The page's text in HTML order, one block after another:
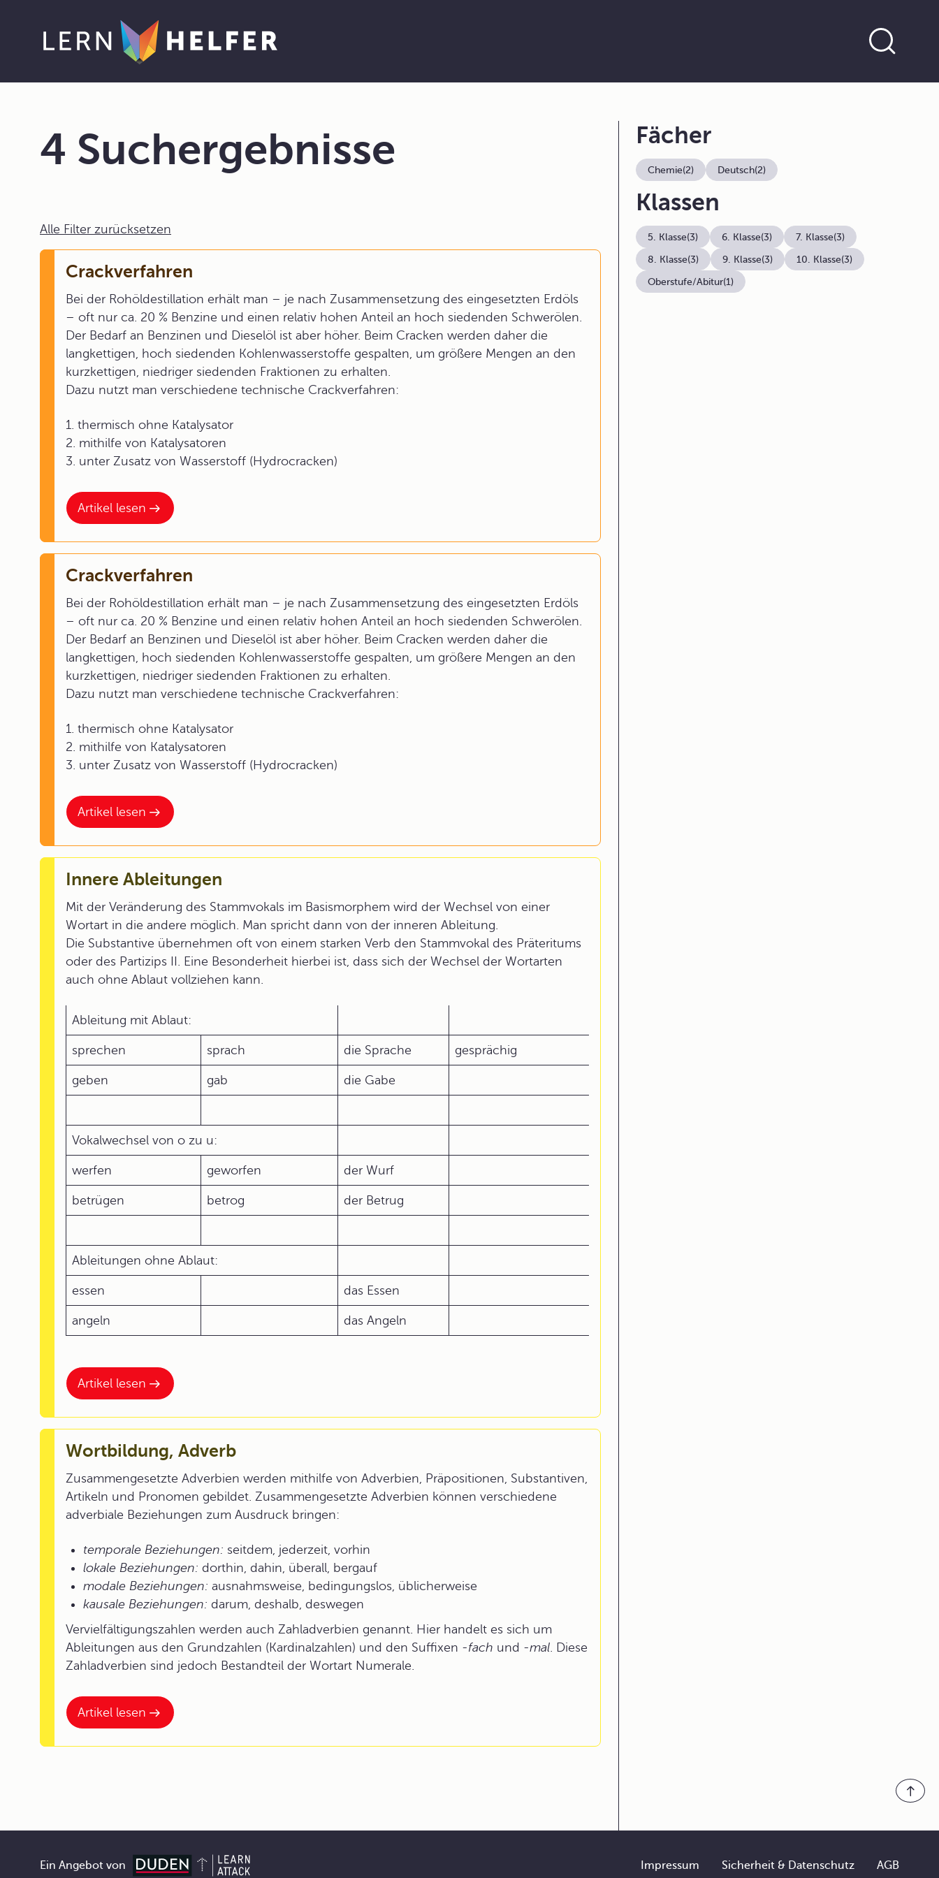
4 Suchergebnisse
Alle Filter zurücksetzen
Artikel lesen
Crackverfahren
Bei der Rohöldestillation erhält man – je nach Zusammensetzung des eingesetzten Erdöls
– oft nur ca. 20 % Benzine und einen relativ hohen Anteil an hoch siedenden Schwerölen.
Der Bedarf an Benzinen und Dieselöl ist aber höher. Beim Cracken werden daher die
langkettigen, hoch siedenden Kohlenwasserstoffe gespalten, um größere Mengen an den
kurzkettigen, niedriger siedenden Fraktionen zu erhalten.
Dazu nutzt man verschiedene technische Crackverfahren:
1. thermisch ohne Katalysator
2. mithilfe von Katalysatoren
3. unter Zusatz von Wasserstoff (Hydrocracken)
Artikel lesen
Crackverfahren
Bei der Rohöldestillation erhält man – je nach Zusammensetzung des eingesetzten Erdöls
– oft nur ca. 20 % Benzine und einen relativ hohen Anteil an hoch siedenden Schwerölen.
Der Bedarf an Benzinen und Dieselöl ist aber höher. Beim Cracken werden daher die
langkettigen, hoch siedenden Kohlenwasserstoffe gespalten, um größere Mengen an den
kurzkettigen, niedriger siedenden Fraktionen zu erhalten.
Dazu nutzt man verschiedene technische Crackverfahren:
1. thermisch ohne Katalysator
2. mithilfe von Katalysatoren
3. unter Zusatz von Wasserstoff (Hydrocracken)
Artikel lesen
Innere Ableitungen
Mit der Veränderung des Stammvokals im Basismorphem wird der Wechsel von einer
Wortart in die andere möglich. Man spricht dann von der inneren Ableitung.
Die Substantive übernehmen oft von einem starken Verb den Stammvokal des Präteritums
oder des Partizips II. Eine Besonderheit hierbei ist, dass sich der Wechsel der Wortarten
auch ohne Ablaut vollziehen kann.
Ableitung mit Ablaut:
sprechen sprach die Sprache gesprächig
geben gab die Gabe
Vokalwechsel von o zu u:
werfen geworfen der Wurf
betrügen betrog der Betrug
Ableitungen ohne Ablaut:
essen das Essen
angeln das Angeln
Artikel lesen
Wortbildung, Adverb
Zusammengesetzte Adverbien werden mithilfe von Adverbien, Präpositionen, Substantiven,
Artikeln und Pronomen gebildet. Zusammengesetzte Adverbien können verschiedene
adverbiale Beziehungen zum Ausdruck bringen:
temporale Beziehungen: seitdem, jederzeit, vorhin
lokale Beziehungen: dorthin, dahin, überall, bergauf
modale Beziehungen: ausnahmsweise, bedingungslos, üblicherweise
kausale Beziehungen: darum, deshalb, deswegen
Vervielfältigungszahlen werden auch Zahladverbien genannt. Hier handelt es sich um
Ableitungen aus den Grundzahlen (Kardinalzahlen) und den Suffixen -fach und -mal. Diese
Zahladverbien sind jedoch Bestandteil der Wortart Numerale.
Fächer
Chemie(2) Deutsch(2)
Klassen
5. Klasse(3) 6. Klasse(3) 7. Klasse(3)
8. Klasse(3) 9. Klasse(3) 10. Klasse(3)
Oberstufe/Abitur(1)
Ein Angebot von Impressum Sicherheit & Datenschutz AGB